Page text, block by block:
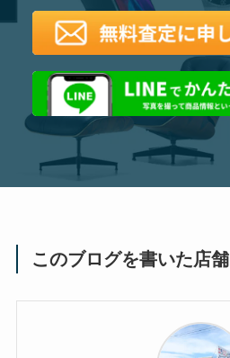
このブログを書いた店舗